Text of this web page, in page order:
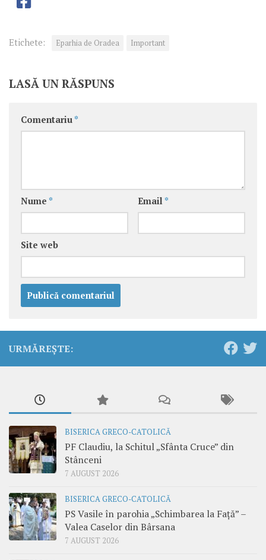
Etichete: Eparhia de Oradea Important
LASĂ UN RĂSPUNS
Comentariu *
Nume * Email *
Site web
URMĂREȘTE:
BISERICA GRECO-CATOLICĂ
PF Claudiu, la Schitul „Sfânta Cruce” din
Stânceni
7 AUGUST 2026
BISERICA GRECO-CATOLICĂ
PS Vasile în parohia „Schimbarea la Față” –
Valea Caselor din Bârsana
7 AUGUST 2026